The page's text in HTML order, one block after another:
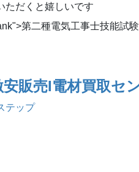
ただくと嬉しいです
第二種電気工事士技能試
販売Ι電材買取セ
テップ